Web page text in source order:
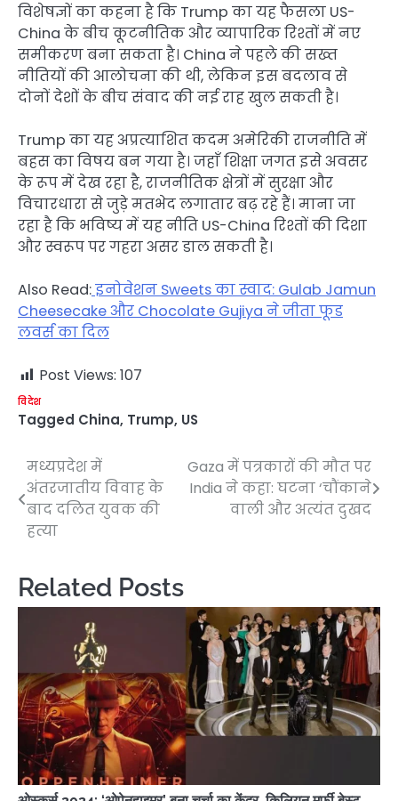
विशेषज्ञों का कहना है कि Trump का यह फैसला US-
China के बीच कूटनीतिक और व्यापारिक रिश्तों में नए
समीकरण बना सकता है। China ने पहले की सख्त
नीतियों की आलोचना की थी, लेकिन इस बदलाव से
दोनों देशों के बीच संवाद की नई राह खुल सकती है।
Trump का यह अप्रत्याशित कदम अमेरिकी राजनीति में
बहस का विषय बन गया है। जहाँ शिक्षा जगत इसे अवसर
के रूप में देख रहा है, राजनीतिक क्षेत्रों में सुरक्षा और
विचारधारा से जुड़े मतभेद लगातार बढ़ रहे हैं। माना जा
रहा है कि भविष्य में यह नीति US-China रिश्तों की दिशा
और स्वरूप पर गहरा असर डाल सकती है।
Also Read:इनोवेशन Sweets का स्वाद: Gulab Jamun
Cheesecake और Chocolate Gujiya ने जीता फूड
लवर्स का दिल
Post Views: 107
विदेश
Tagged China, Trump, US
Post
navigation
मध्यप्रदेश में
अंतरजातीय विवाह के
बाद दलित युवक की
हत्या
Gaza में पत्रकारों की मौत पर
India ने कहा: घटना ‘चौंकाने
वाली और अत्यंत दुखद
Related Posts